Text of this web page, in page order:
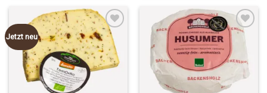
Jetzt neu
Add to
Wishlist
Add to
Wishlist